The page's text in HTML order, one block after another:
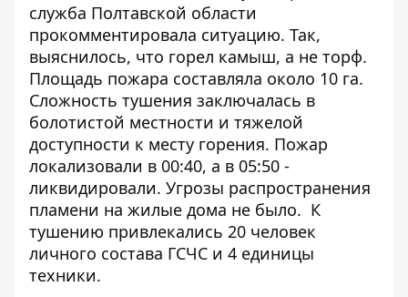
служба Полтавской области
прокомментировала ситуацию. Так,
выяснилось, что горел камыш, а не торф.
Площадь пожара составляла около 10 га.
Сложность тушения заключалась в
болотистой местности и тяжелой
доступности к месту горения. Пожар
локализовали в 00:40, а в 05:50 -
ликвидировали. Угрозы распространения
пламени на жилые дома не было. К
тушению привлекались 20 человек
личного состава ГСЧС и 4 единицы
техники.